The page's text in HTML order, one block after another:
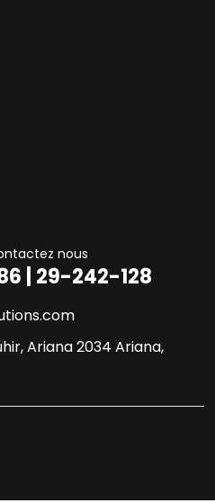
nous
| 29-242-128
Ariana 2034 Ariana,